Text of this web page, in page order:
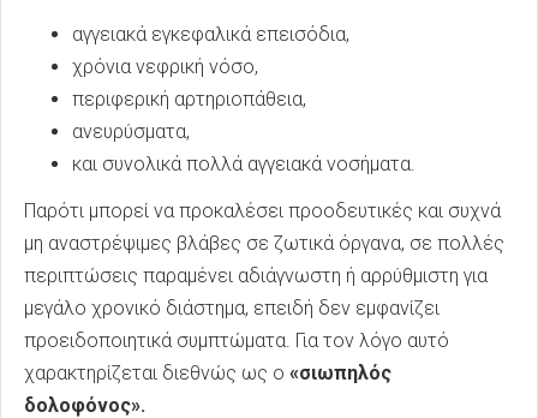
αγγειακά εγκεφαλικά επεισόδια,
χρόνια νεφρική νόσο,
περιφερική αρτηριοπάθεια,
ανευρύσματα,
και συνολικά πολλά αγγειακά νοσήματα.
Παρότι μπορεί να προκαλέσει προοδευτικές και συχνά
μη αναστρέψιμες βλάβες σε ζωτικά όργανα, σε πολλές
περιπτώσεις παραμένει αδιάγνωστη ή αρρύθμιστη για
μεγάλο χρονικό διάστημα, επειδή δεν εμφανίζει
προειδοποιητικά συμπτώματα. Για τον λόγο αυτό
χαρακτηρίζεται διεθνώς ως ο «σιωπηλός
δολοφόνος».